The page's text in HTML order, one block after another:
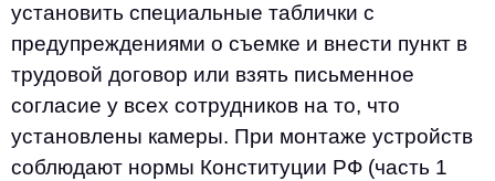
установить специальные таблички с
предупреждениями о съемке и внести пункт в
трудовой договор или взять письменное
согласие у всех сотрудников на то, что
установлены камеры. При монтаже устройств
соблюдают нормы Конституции РФ (часть 1